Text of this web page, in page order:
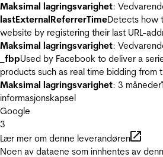
Maksimal lagringsvarighet:
lastExternalReferrerTimeDetects how
website by registering their last URL-
Maksimal lagringsvarighet:
_fbpUsed by Facebook to deliver a
products such as real time bidding from
Maksimal lagringsvarighet: 3 måneder
informasjonskapsel
Google
3
Lær mer om denne leverandøren
Noen av dataene som innhentes av